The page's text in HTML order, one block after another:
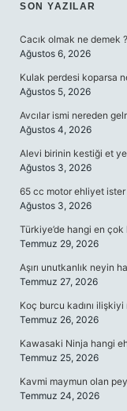
SON YAZILAR
Cacık olmak ne demek ?
Ağustos 6, 2026
Kulak perdesi koparsa
Ağustos 5, 2026
Avcılar ismi nereden
Ağustos 4, 2026
Alevi birinin kestiği et
Ağustos 3, 2026
65 cc motor ehliyet ister
Ağustos 3, 2026
Türkiye’de hangi en çok
Temmuz 29, 2026
Aşırı unutkanlık neyin
Temmuz 27, 2026
Koç burcu kadını ilişkiyi
Temmuz 26, 2026
Kawasaki Ninja hangi
Temmuz 25, 2026
Kavmi maymun olan
Temmuz 24, 2026